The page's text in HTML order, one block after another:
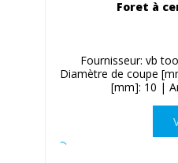
Foret à
Fournisseur: vb
Diamètre de coupe
[mm]: 10 |